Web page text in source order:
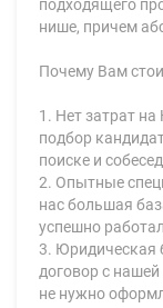
подходящего
нише, причем
Почему Вам
1. Нет затрат
подбор
поиске и
2. Опытные
нас большая
успешно
3. Юридическая
договор с
не нужно